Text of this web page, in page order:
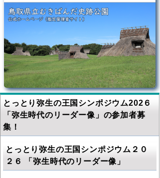
とっとり弥生の王国シンポジウム202６
「弥生時代のリーダー像」の参加者募
集！
とっとり弥生の王国シンポジウム２０
２６
「弥生時代のリーダー像」